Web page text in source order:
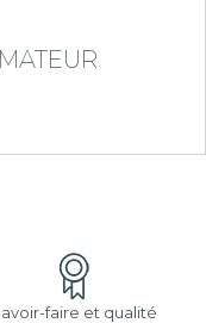
faire et qualité